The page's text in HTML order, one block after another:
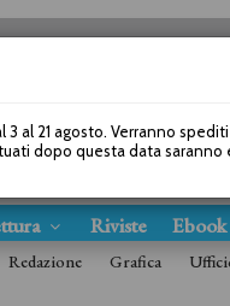
Riviste Ebook
Redazione Grafica
3 al 21 agosto. Verranno
dopo questa data saranno